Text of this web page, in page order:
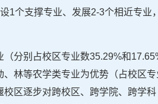
1个支撑专业、发展2-3个相近专业
分别占校区专业数35.29%和
林等农学类专业为优势（占校区
区逐步对跨校区、跨学院、跨学